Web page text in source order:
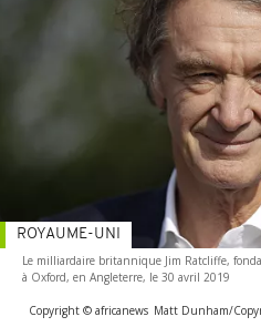
Le milliardaire britannique Jim Ratcliffe,
à Oxford, en Angleterre, le 30 avril 2019
Copyright © africanews Matt Dunham/
ROYAUME-UNI